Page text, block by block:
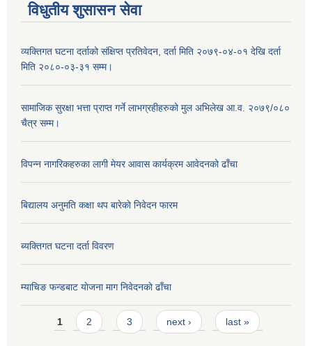
विधुतीय शुसासन सेवा
व्यक्तिगत घटना दर्ताको संक्षिप्त प्रतिवेदन, दर्ता मिति २०७९-०४-०१ देखि दर्ता
मिति २०८०-०३-३१ सम्म।
सामाजिक सुरक्षा भत्ता प्राप्त गर्ने लाभग्रहीहरुको मुल अभिलेख आ.व. २०७९/०८०
चैत्र सम्म।
विपन्न नागरिकहरुका लागी मेयर आवास कार्यक्रम आवेदनको ढाँचा
बिद्यालय अनुमति कक्षा थप बारेकाे निवेदन फारम
ब्यक्तिगत घटना दर्ता विवरण
म्याचिङ फन्डबाट याेजना माग निवेदनकाे ढाँचा
Pages
1 2 3 next › last »